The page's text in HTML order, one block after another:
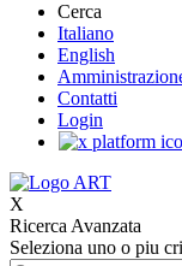
Cerca
Italiano
English
Contatti
Login
X
Ricerca Avanzata
Seleziona uno o piu